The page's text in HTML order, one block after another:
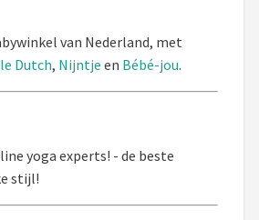
van Nederland, met
Dutch, Nijntje en Bébé-jou.
yoga experts! - de beste
stijl!